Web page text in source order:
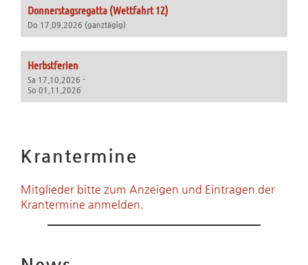
Donnerstagsregatta (Wettfahrt 12)
Do 17.09.2026 (ganztägig)
Herbstferien
Sa 17.10.2026 -
So 01.11.2026
Krantermine
Mitglieder bitte zum Anzeigen und Eintragen der
Krantermine anmelden.